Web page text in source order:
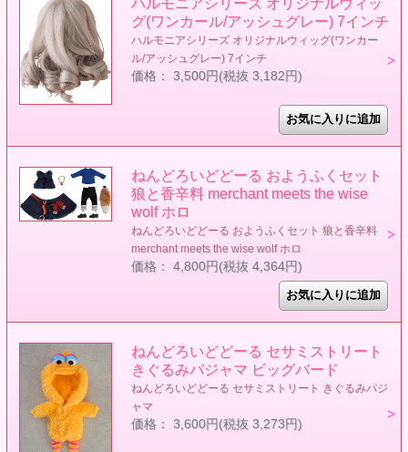
ハルモニアシリーズ オリジナルウィッ
グ(ワンカール/アッシュグレー) 7インチ
ハルモニアシリーズ オリジナルウィッグ(ワンカー
ル/アッシュグレー) 7インチ
価格： 3,500円(税抜 3,182円)
ねんどろいどどーる おようふくセット
狼と香辛料 merchant meets the wise
wolf ホロ
ねんどろいどどーる おようふくセット 狼と香辛料
merchant meets the wise wolf ホロ
価格： 4,800円(税抜 4,364円)
ねんどろいどどーる セサミストリート
きぐるみパジャマ ビッグバード
ねんどろいどどーる セサミストリート きぐるみパジ
ャマ
価格： 3,600円(税抜 3,273円)